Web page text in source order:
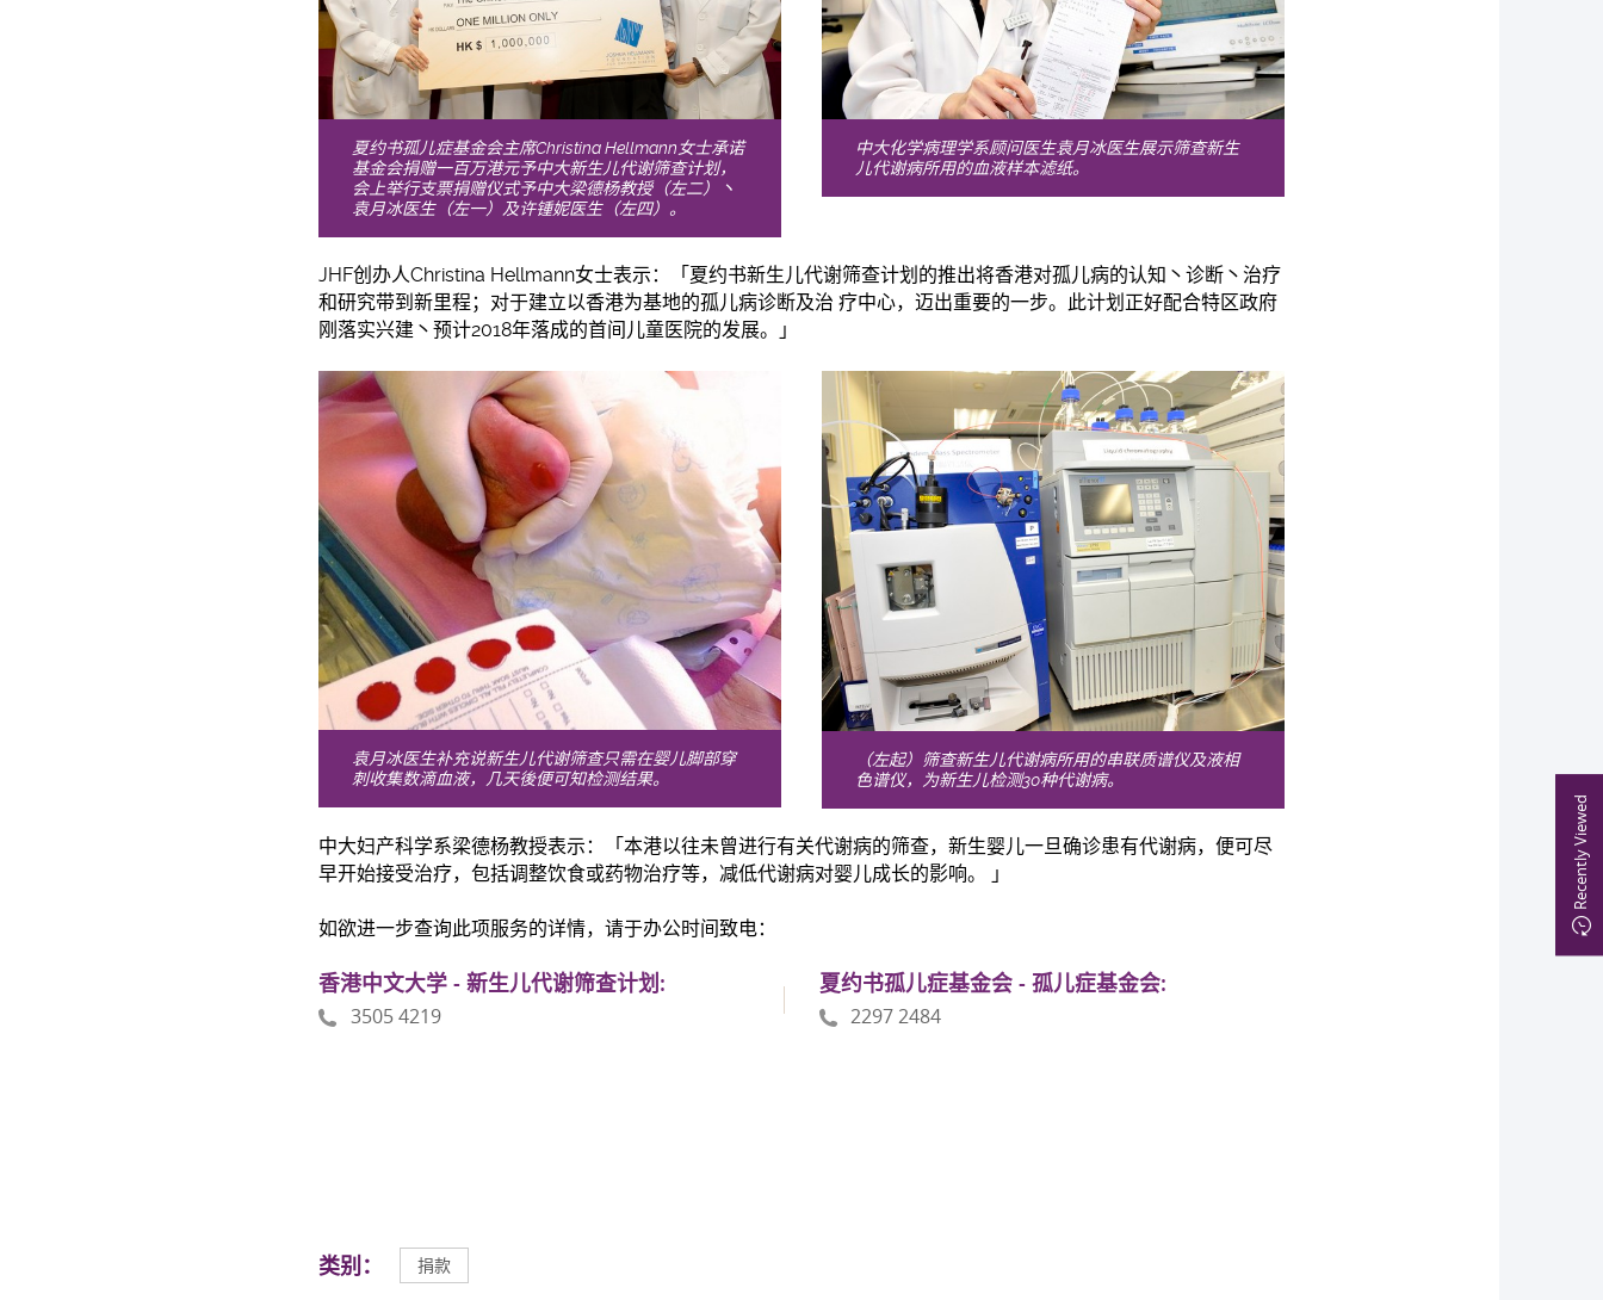
Recently Viewed
夏约书孤儿症基金会主席Christina Hellmann女士承诺
基金会捐赠一百万港元予中大新生儿代谢筛查计划，
会上举行支票捐赠仪式予中大梁德杨教授（左二）丶
袁月冰医生（左一）及许锺妮医生（左四）。
中大化学病理学系顾问医生袁月冰医生展示筛查新生
儿代谢病所用的血液样本滤纸。
JHF创办人Christina Hellmann女士表示：「夏约书新生儿代谢筛查计划的推出将香港对孤儿病的认知丶诊断丶治疗
和研究带到新里程；对于建立以香港为基地的孤儿病诊断及治 疗中心，迈出重要的一步。此计划正好配合特区政府
刚落实兴建丶预计2018年落成的首间儿童医院的发展。」
袁月冰医生补充说新生儿代谢筛查只需在婴儿脚部穿
刺收集数滴血液，几天後便可知检测结果。
（左起）筛查新生儿代谢病所用的串联质谱仪及液相
色谱仪，为新生儿检测30种代谢病。
中大妇产科学系梁德杨教授表示：「本港以往未曾进行有关代谢病的筛查，新生婴儿一旦确诊患有代谢病，便可尽
早开始接受治疗，包括调整饮食或药物治疗等，减低代谢病对婴儿成长的影响。 」
如欲进一步查询此项服务的详情，请于办公时间致电：
香港中文大学 - 新生儿代谢筛查计划:
3505 4219
夏约书孤儿症基金会 - 孤儿症基金会:
2297 2484
类别： 捐款